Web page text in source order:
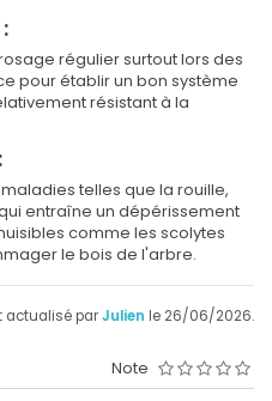
régulier surtout lors des
pour établir un bon système
résistant à la
telles que la rouille,
entraîne un dépérissement
comme les scolytes
le bois de l'arbre.
actualisé parJulien le 26/06/2026.
Note